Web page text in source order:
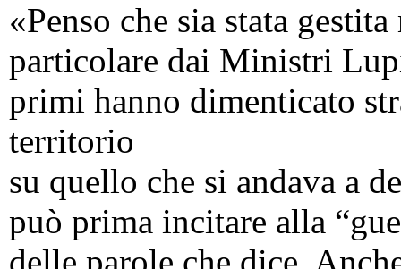
«Penso che sia stata
particolare dai Ministri
primi hanno dimenticato
territorio
su quello che si andava a
può prima incitare alla
delle parole che dice.